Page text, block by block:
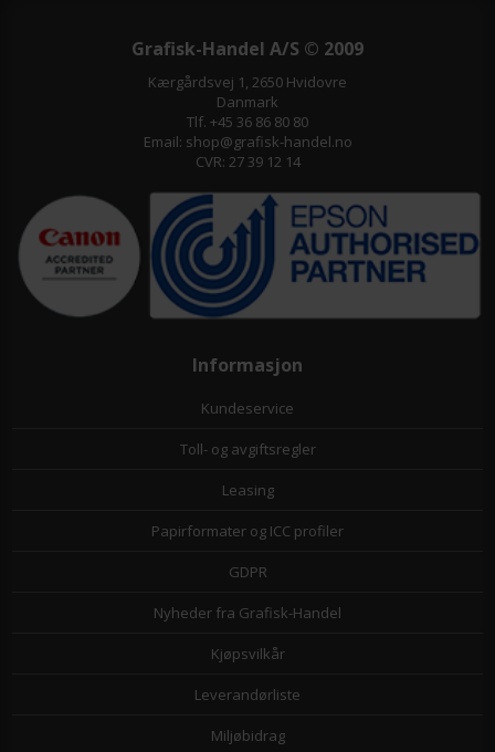
Grafisk-Handel A/S © 2009
Kærgårdsvej 1, 2650 Hvidovre
Danmark
Tlf. +45 36 86 80 80
Email: shop@grafisk-handel.no
CVR: 27 39 12 14
Informasjon
Kundeservice
Toll- og avgiftsregler
Leasing
Papirformater og ICC profiler
GDPR
Nyheder fra Grafisk-Handel
Kjøpsvilkår
Leverandørliste
Miljøbidrag